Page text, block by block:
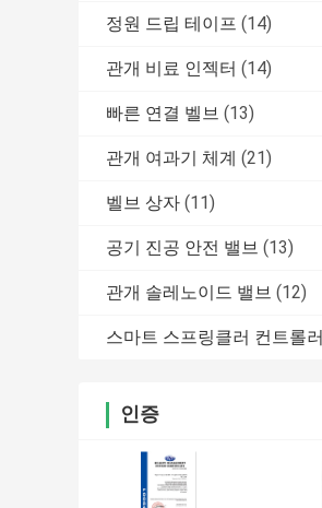
정원 드립 테이프 (14)
관개 비료 인젝터 (14)
빠른 연결 벨브 (13)
관개 여과기 체계 (21)
벨브 상자 (11)
공기 진공 안전 밸브 (13)
관개 솔레노이드 밸브 (12)
스마트 스프링클러 컨트롤러
인증